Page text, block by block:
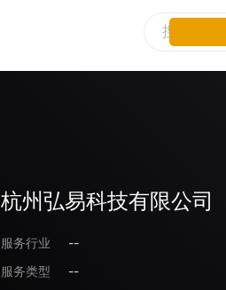
杭州弘易科技有限公司
服务行业
--
服务类型
--